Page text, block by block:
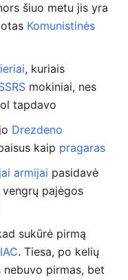
šiuo metu jis yra
Komunistinės
, kuriais
mokiniai, nes
tapdavo
Drezdeno
kaip pragaras
armijai pasidavė
pajėgos
sukūrė pirmą
. Tiesa, po kelių
pirmas, bet